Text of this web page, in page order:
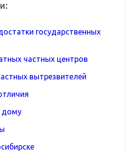
государственных
частных центров
вытрезвителей
дому